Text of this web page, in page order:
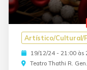
Artístico/Cultural/
19/12/24 - 21:00 às
Teatro Thathi R.